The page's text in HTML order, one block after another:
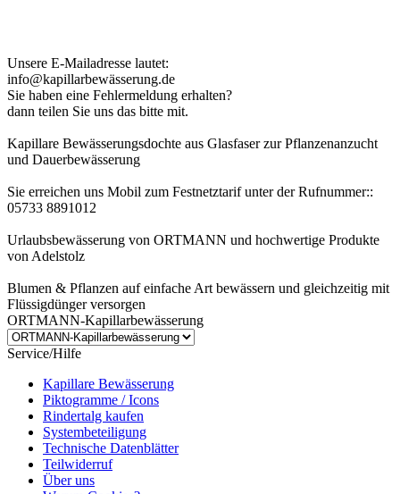
Unsere E-Mailadresse lautet:
info@kapillarbewässerung.de
Sie haben eine Fehlermeldung erhalten?
dann teilen Sie uns das bitte mit.
Kapillare Bewässerungsdochte aus Glasfaser zur Pflanzenanzucht
und Dauerbewässerung
Sie erreichen uns Mobil zum Festnetztarif unter der Rufnummer::
05733 8891012
Urlaubsbewässerung von ORTMANN und hochwertige Produkte
von Adelstolz
Blumen & Pflanzen auf einfache Art bewässern und gleichzeitig mit
Flüssigdünger versorgen
ORTMANN-Kapillarbewässerung
Service/Hilfe
Kapillare Bewässerung
Piktogramme / Icons
Rindertalg kaufen
Systembeteiligung
Technische Datenblätter
Teilwiderruf
Über uns